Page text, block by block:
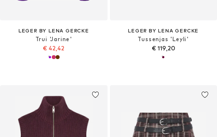
LEGER BY LENA GERCKE
Trui 'Jarine'
€ 42,42
LEGER BY LENA GERCKE
Tussenjas 'Leyli'
€ 119,20